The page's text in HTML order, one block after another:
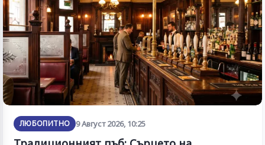
ЛЮБОПИТНО 9 Август 2026, 10:25